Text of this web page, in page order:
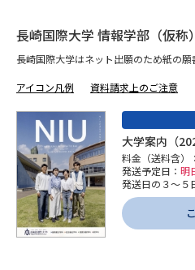
幼稚園教員資格認定試験
高等学校（情報）教員資格認定
試験
大学研究
大学で学べる内容や特徴を調
長崎国際大学 情報学部（仮称
長崎国際大学はネット出願のため紙の願
アイコン凡例 資料請求上のご注意
大学案内（
料金（送料含）
発送予定日： 明
発送日の３～５